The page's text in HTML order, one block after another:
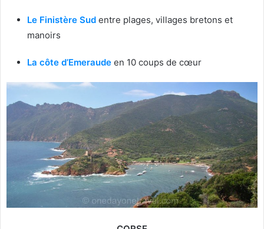
Le Finistère Sud entre plages, villages bretons et
manoirs
La côte d’Emeraude en 10 coups de cœur